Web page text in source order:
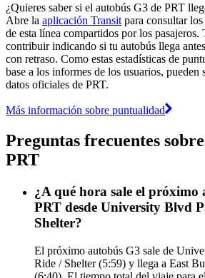
¿Quieres saber si el autobús G3 de PRT
Abre la aplicación Transit para consultar
de esta línea compartidos por los pasajeros.
contribuir indicando si tu autobús llega
con retraso. Como estas estadísticas de
base a los informes de los usuarios, pueden
datos oficiales de PRT.
Más información sobre puntualidad
Preguntas frecuentes
PRT
¿A qué hora sale el próximo
PRT desde University Blvd
Shelter?
El próximo autobús G3 sale de
Ride / Shelter (5:59) y llega a East